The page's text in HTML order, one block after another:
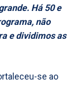
Há 50 e
não
e dividimos as
se ao